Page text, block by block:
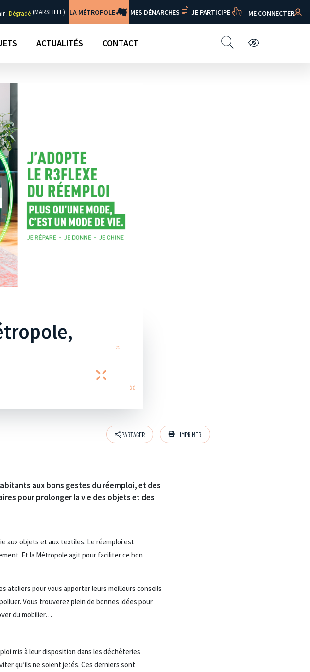
:Dégradé (MARSEILLE) LA MÉTROPOLE MES DÉMARCHES JE PARTICIPE ME CONNECTER
ACTUALITÉS CONTACT
PARTAGER IMPRIMER
aux bons gestes du réemploi, et des
pour prolonger la vie des objets et des
aux objets et aux textiles. Le réemploi est
Et la Métropole agit pour faciliter ce bon
ateliers pour vous apporter leurs meilleurs conseils
Vous trouverez plein de bonnes idées pour
du mobilier…
mis à leur disposition dans les déchèteries
qu’ils ne soient jetés. Ces derniers sont